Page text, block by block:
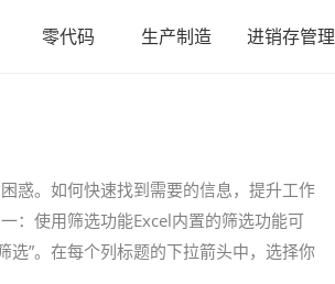
零代码 生产制造 进销存管理
惑。如何快速找到需要的信息，提升工作
：使用筛选功能Excel内置的筛选功能可
选”。在每个列标题的下拉箭头中，选择你